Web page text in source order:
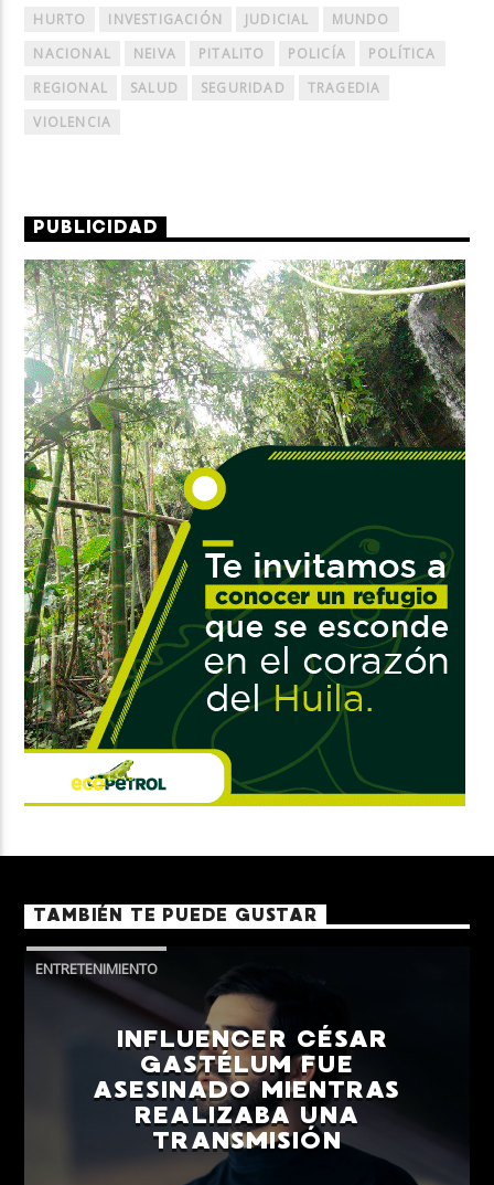
HURTO INVESTIGACIÓN JUDICIAL
MUNDO
NACIONAL
NEIVA PITALITO POLICÍA
POLÍTICA
REGIONAL
SALUD SEGURIDAD
TRAGEDIA
VIOLENCIA
PUBLICIDAD
TAMBIÉN TE PUEDE GUSTAR
ENTRETENIMIENTO
INFLUENCER CÉSAR
GASTÉLUM FUE
ASESINADO MIENTRAS
REALIZABA UNA
TRANSMISIÓN